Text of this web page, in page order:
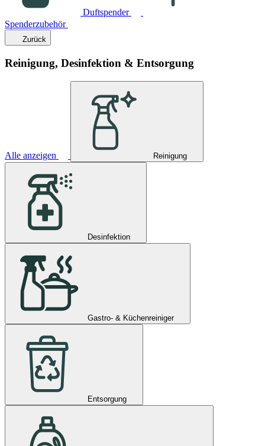
Duftspender
Spenderzubehör
Zurück
Reinigung, Desinfektion & Entsorgung
Alle anzeigen Reinigung
Desinfektion
Gastro- & Küchenreiniger
Entsorgung